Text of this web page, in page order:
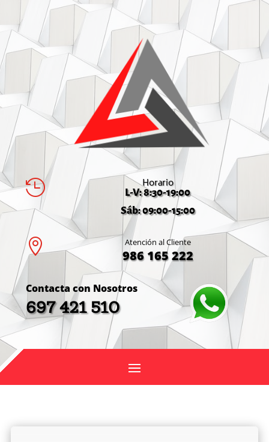
 Horario
L-V: 8:30-19:00
Sáb: 09:00-15:00
 Atención al Cliente
986 165 222
Contacta con Nosotros
697 421 510